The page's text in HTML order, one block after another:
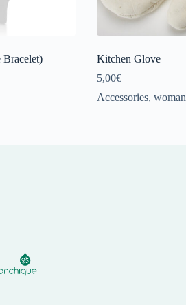
Kitchen Glove
5,00€
Accessories, woman